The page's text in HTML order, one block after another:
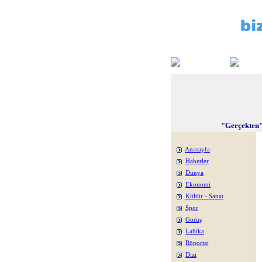
Anasayfa
Haberler
Dünya
Ekonomi
Kültür - Sanat
Spor
Görüş
Lahika
Röportaj
Dizi